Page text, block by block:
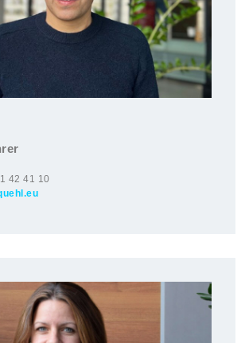
41 10
u